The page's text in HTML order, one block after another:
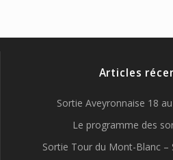
Articles
Sortie Aveyronnaise 18
Le programme des
Sortie Tour du Mont-Blanc –